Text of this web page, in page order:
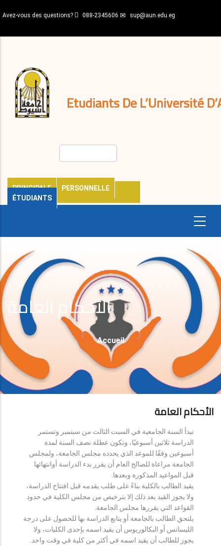
au
principal
Avez-vous des questions? 088-2345606 sup@aun.edu.eg
Etudiants De L’Université
PRINCIPALE
PERSONNELLE
ÉTUDIANTS
décisions
Expatriés
Journal
الأحكام العامة
Fil
D'Ariane
Accueil
الأحكام العامة
تبدأ السنة الجامعية في السبت الثالث من سبتمبر وتستمر
الدراسة ثلاثين أسبوعيًا، وتكون عطلة نصف السنة لمدة
أسبوعين وفقًا للموعد الذي يحدده مجلس الجامعة، ولمجلس
الجامعة مراعاة للصالح العام أن يقرر بدء الدراسة أوانتهائها
قبل المواعيد المذكورة وبعدها.
يقيد الطالب بالكلية بناءً على طلب يقدمه قبل افتتاح الدراسة،
ولا يجوز القيد بعد ذلك إلا بترخيص من مجلس الكلية في حدود
القواعد التي يقررها مجلس الجامعة.
يلتحق الطالب بالجامعة أو يتابع الدراسة بها للحصول على درجة
الليسانس أو البكالوريوس أن يقيد اسمه بإحدى الكليات، ولا
يجوز للطالب أن يقيد اسمه في أكثر من كلية في وقت واحد.